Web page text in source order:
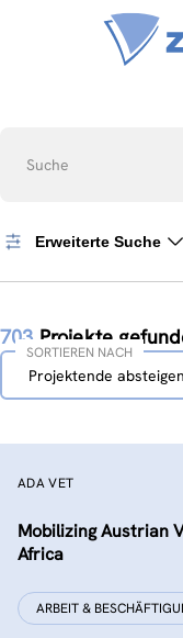
Suche
Erweiterte Suche
703 Projekte
Sortieren
nachProjektende
SORTIEREN NACH
ADA VET
Mobilizing Austrian
Africa
ARBEIT &